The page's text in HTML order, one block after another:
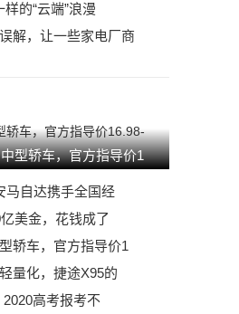
的“云端”浪漫
解，让一些家电厂商
型轿车，官方指导价1
马自达携手全国经
美金，花钱成了
轿车，官方指导价1
量化，捷途X95的
高考报考不